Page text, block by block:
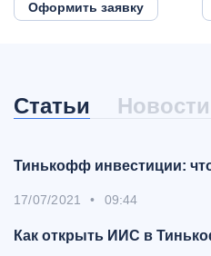
Оформить заявку
Статьи Новости
Тинькофф инвестиции:
17/07/2021 • 09:44
Как открыть ИИС в